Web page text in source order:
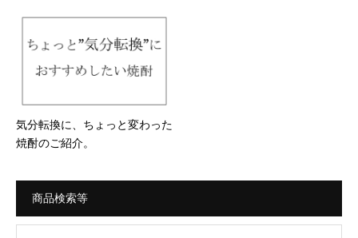
気分転換に、ちょっと変わった
焼酎のご紹介。
商品検索等